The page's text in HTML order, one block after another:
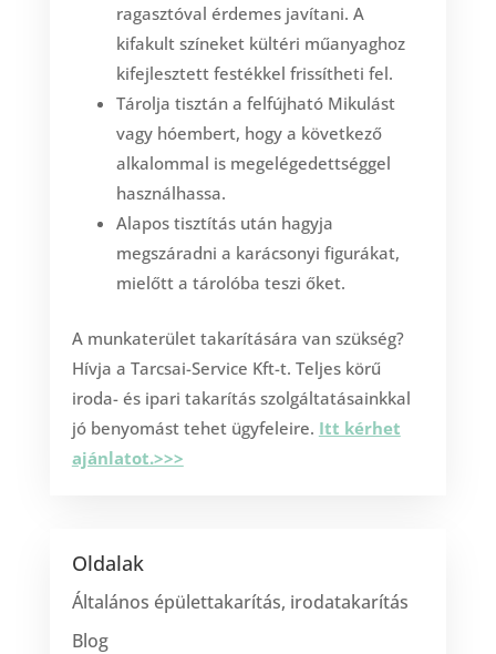
ragasztóval érdemes javítani. A
kifakult színeket kültéri műanyaghoz
kifejlesztett festékkel frissítheti fel.
Tárolja tisztán a felfújható Mikulást
vagy hóembert, hogy a következő
alkalommal is megelégedettséggel
használhassa.
Alapos tisztítás után hagyja
megszáradni a karácsonyi figurákat,
mielőtt a tárolóba teszi őket.
A munkaterület takarítására van szükség?
Hívja a Tarcsai-Service Kft-t. Teljes körű
iroda- és ipari takarítás szolgáltatásainkkal
jó benyomást tehet ügyfeleire. Itt kérhet
ajánlatot.>>>
Oldalak
Általános épülettakarítás, irodatakarítás
Blog